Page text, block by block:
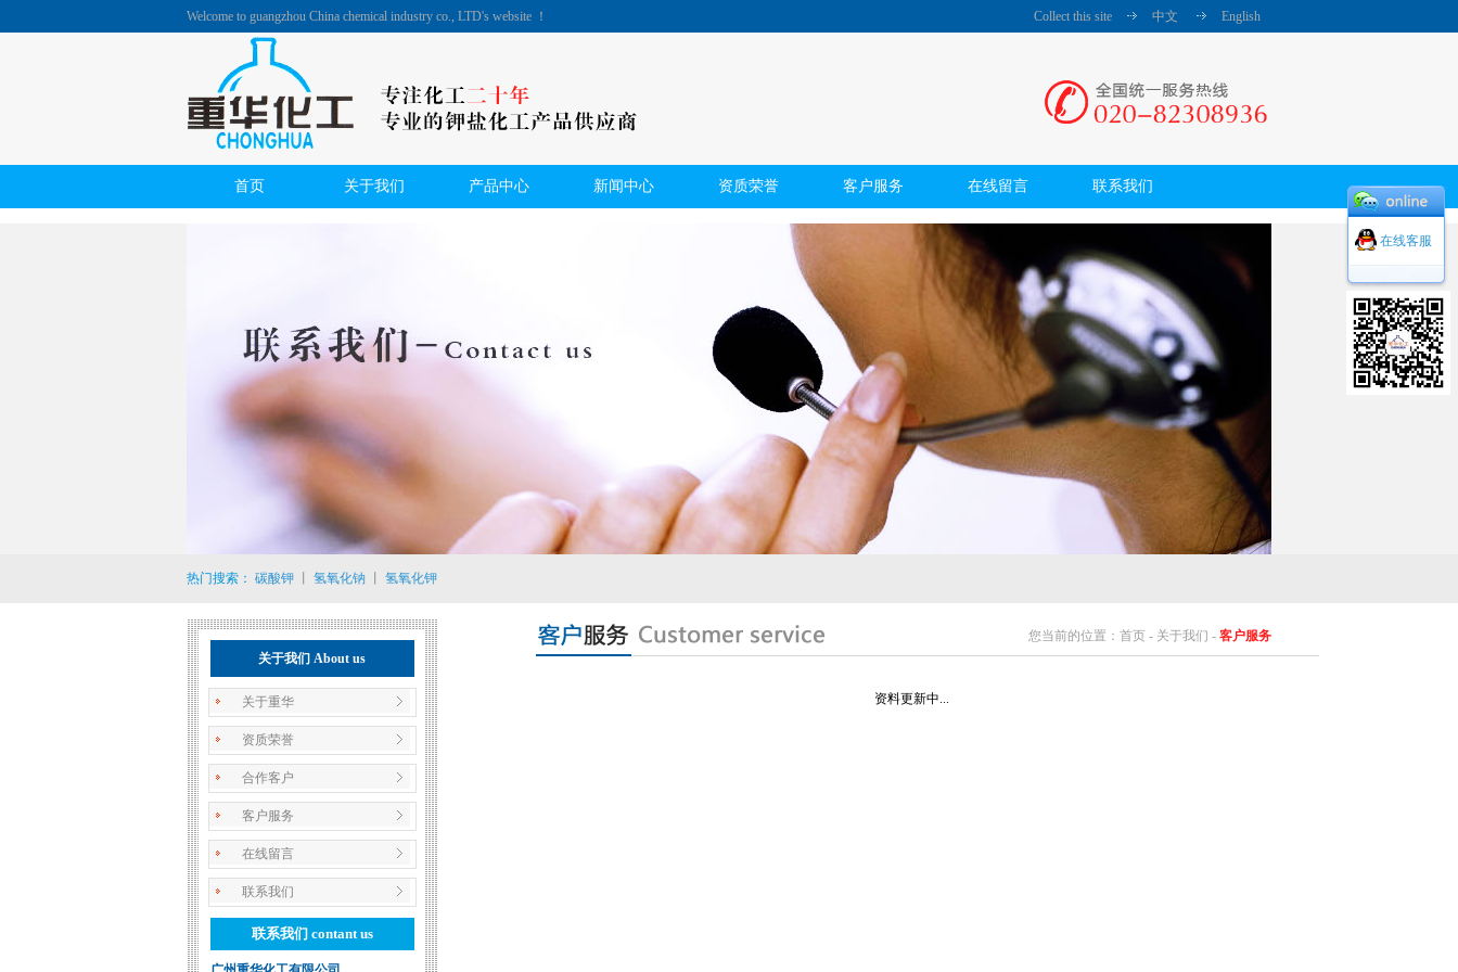
Welcome to guangzhou China chemical industry co., LTD's website ！ Collect this site 中文 English
首页 关于我们 产品中心 新闻中心 资质荣誉 客户服务 在线留言 联系我们
热门搜索： 碳酸钾 氢氧化钠 氢氧化钾
关于我们 About us
关于重华
资质荣誉
合作客户
客户服务
在线留言
联系我们
联系我们 contant us
您当前的位置：首页 - 关于我们 - 客户服务
资料更新中...
在线客服